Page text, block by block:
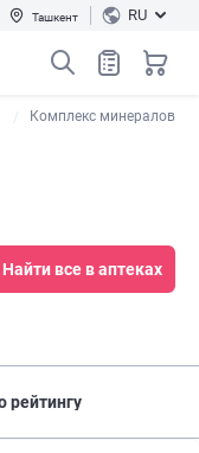
Ташкент RU
Комплекс минералов
Найти все в аптеках